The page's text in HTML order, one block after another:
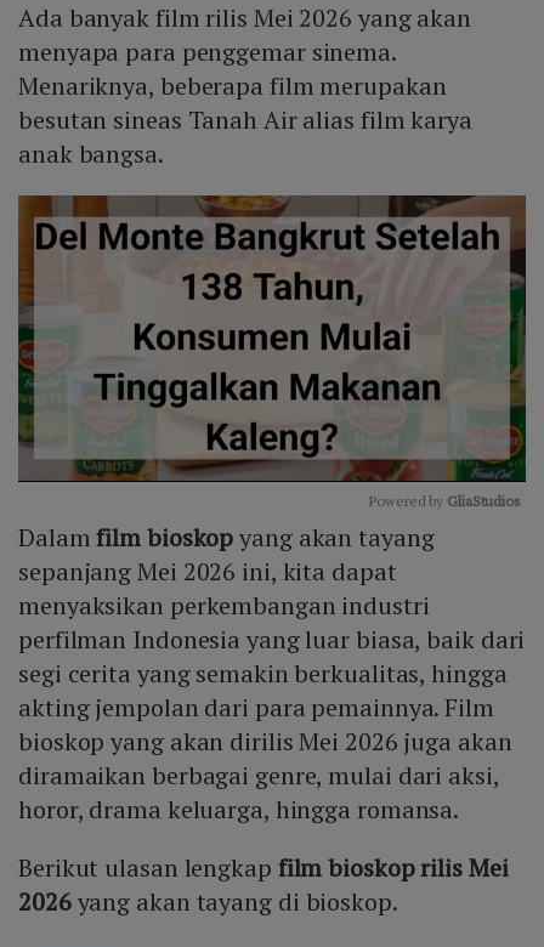
Ada banyak film rilis Mei 2026 yang akan
menyapa para penggemar sinema.
Menariknya, beberapa film merupakan
besutan sineas Tanah Air alias film karya
anak bangsa.
Powered by GliaStudios
Dalamfilm bioskopyang akan tayang
sepanjang Mei 2026 ini, kita dapat
menyaksikan perkembangan industri
perfilman Indonesia yang luar biasa, baik dari
segi cerita yang semakin berkualitas, hingga
akting jempolan dari para pemainnya. Film
bioskop yang akan dirilis Mei 2026 juga akan
diramaikan berbagai genre, mulai dari aksi,
horor, drama keluarga, hingga romansa.
Berikut ulasan lengkap film bioskop rilis Mei
2026yang akan tayang di bioskop.